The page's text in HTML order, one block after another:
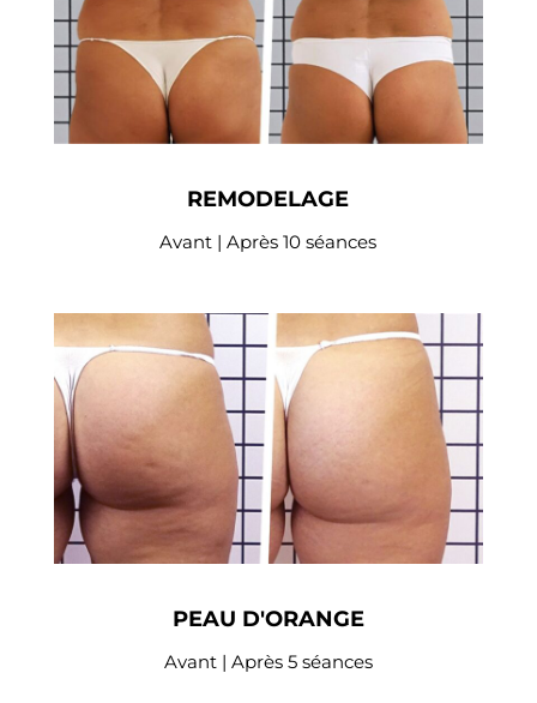
REMODELAGE
Avant | Après 10 séances
PEAU D'ORANGE
Avant | Après 5 séances